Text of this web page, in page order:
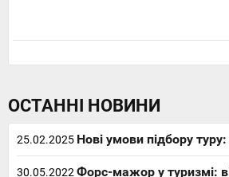
ОСТАННІ НОВИНИ
25.02.2025 Нові умови підбору туру:
30.05.2022 Форс-мажор у туризмі: